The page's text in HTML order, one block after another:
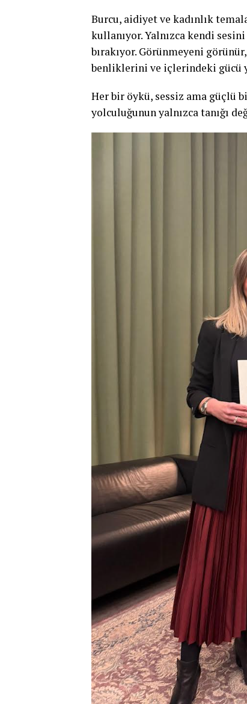
Burcu, aidiyet ve kadınlık
kullanıyor. Yalnızca kendi
bırakıyor. Görünmeyeni
benliklerini ve içlerindeki gücü
Her bir öykü, sessiz ama güçlü
yolculuğunun yalnızca tanığı